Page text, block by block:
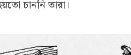
চাননি তারা।